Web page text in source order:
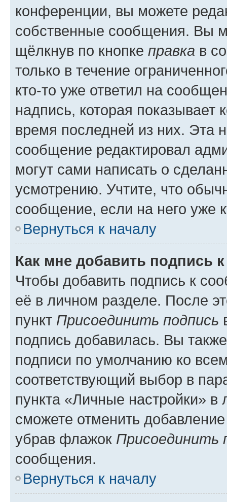
конференции, вы можете
собственные сообщения. Вы
щёлкнув по кнопке правка в
только в течение
кто-то уже ответил на
надпись, которая показывает
время последней из них. Эта
сообщение редактировал
могут сами написать о
усмотрению. Учтите, что
сообщение, если на него уже
Вернуться к началу
Как мне добавить подпись
Чтобы добавить подпись к
её в личном разделе. После
пункт Присоединить подпись
подпись добавилась. Вы
подписи по умолчанию ко
соответствующий выбор в
пункта «Личные настройки»
сможете отменить
убрав флажок Присоединить
сообщения.
Вернуться к началу